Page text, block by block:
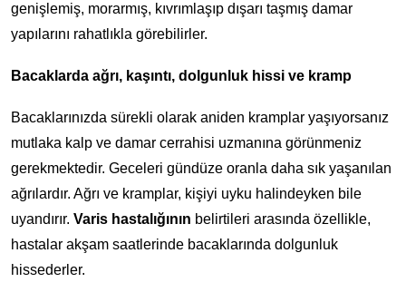
genişlemiş, morarmış, kıvrımlaşıp dışarı taşmış damar
yapılarını rahatlıkla görebilirler.
Bacaklarda ağrı, kaşıntı, dolgunluk hissi ve kramp
Bacaklarınızda sürekli olarak aniden kramplar yaşıyorsanız
mutlaka kalp ve damar cerrahisi uzmanına görünmeniz
gerekmektedir. Geceleri gündüze oranla daha sık yaşanılan
ağrılardır. Ağrı ve kramplar, kişiyi uyku halindeyken bile
uyandırır. Varis hastalığının belirtileri arasında özellikle,
hastalar akşam saatlerinde bacaklarında dolgunluk
hissederler.